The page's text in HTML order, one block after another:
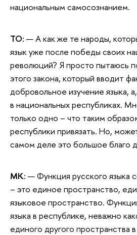
национальным самосознанием.
ТО: — А как же те народы,
язык уже после победы своих
революций? Я просто пытаюсь
этого закона, который вводит
добровольное изучение языка,
в национальных республиках.
только одно – что таким
республики привязать. Но,
самом деле это большое благо
МК: — Функция русского языка
– это единое пространство,
языковое пространство.
языка в республике, неважно
единого другого пространства